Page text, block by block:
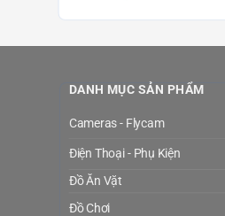
DANH MỤC SẢN PHẨM
Cameras - Flycam
Điện Thoại - Phụ Kiện
Đồ Ăn Vặt
Đồ Chơi